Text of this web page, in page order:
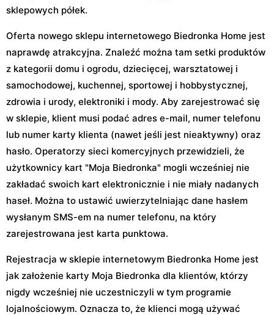
sklepowych półek.
Oferta nowego sklepu internetowego Biedronka Home jest
naprawdę atrakcyjna. Znaleźć można tam setki produktów
z kategorii domu i ogrodu, dziecięcej, warsztatowej i
samochodowej, kuchennej, sportowej i hobbystycznej,
zdrowia i urody, elektroniki i mody. Aby zarejestrować się
w sklepie, klient musi podać adres e-mail, numer telefonu
lub numer karty klienta (nawet jeśli jest nieaktywny) oraz
hasło. Operatorzy sieci komercyjnych przewidzieli, że
użytkownicy kart "Moja Biedronka" mogli wcześniej nie
zakładać swoich kart elektronicznie i nie miały nadanych
haseł. Można to ustawić uwierzytelniając dane hasłem
wysłanym SMS-em na numer telefonu, na który
zarejestrowana jest karta punktowa.
Rejestracja w sklepie internetowym Biedronka Home jest
jak założenie karty Moja Biedronka dla klientów, którzy
nigdy wcześniej nie uczestniczyli w tym programie
lojalnościowym. Oznacza to, że klienci mogą używać